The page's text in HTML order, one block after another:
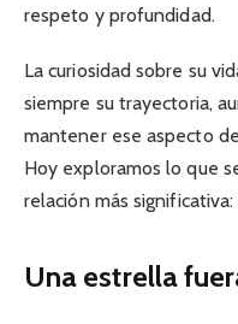
respeto y profundidad.
La curiosidad sobre su
siempre su trayectoria,
mantener ese aspecto
Hoy exploramos lo que
relación más
Una estrella